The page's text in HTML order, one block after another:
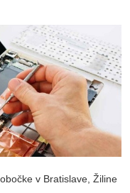
v Bratislave, Žiline